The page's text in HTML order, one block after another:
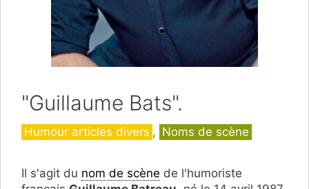
"Guillaume Bats".
Catégories
Humour articles divers , Noms de scène
Il s'agit du nom de scène de l'humoriste